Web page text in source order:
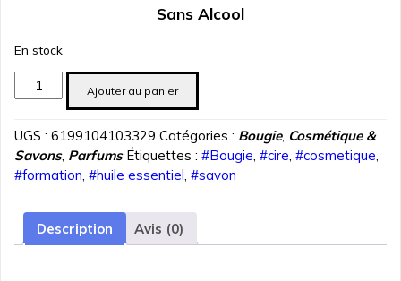
Sans Alcool
En stock
quantité
de
caramel
30
ml
Ajouter au panier
UGS : 6199104103329 Catégories : Bougie, Cosmétique &
Savons, Parfums Étiquettes : #Bougie, #cire, #cosmetique,
#formation, #huile essentiel , #savon
Description Avis (0)